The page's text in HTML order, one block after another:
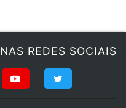
NAS REDES SOCIAIS